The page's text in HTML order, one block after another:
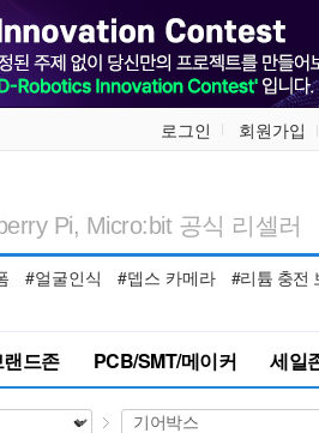
로그인 회원가입
#얼굴인식 #뎁스 카메라 #리튬 충전
랜드존 PCB/SMT/메이커 세일